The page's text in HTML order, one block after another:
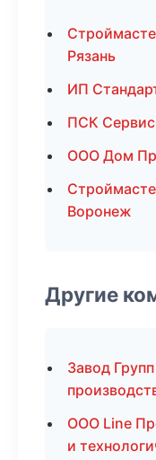
Рязань
ИП
ПСК
ООО Дом
Воронеж
Другие
Завод
ООО Line
и